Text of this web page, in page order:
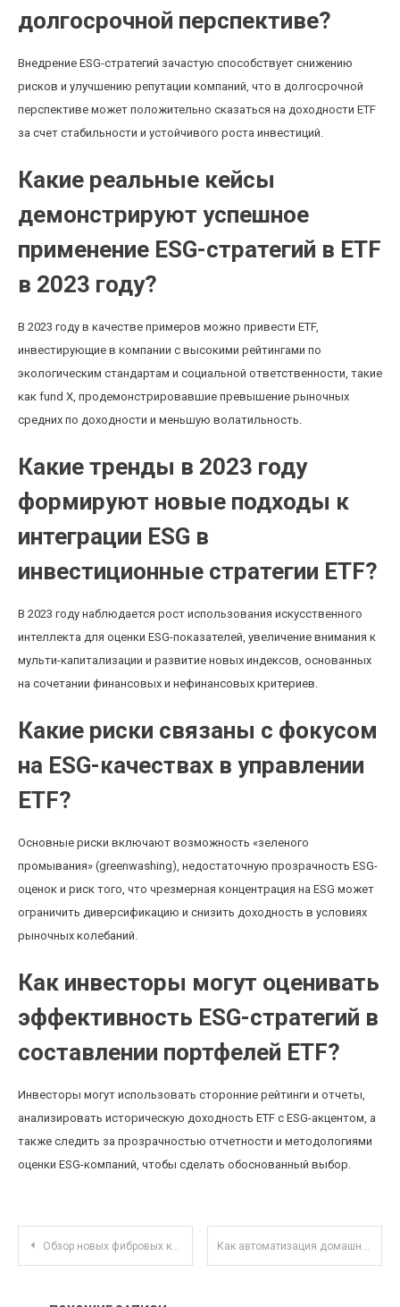
долгосрочной перспективе?
Внедрение ESG-стратегий зачастую способствует снижению
рисков и улучшению репутации компаний, что в долгосрочной
перспективе может положительно сказаться на доходности ETF
за счет стабильности и устойчивого роста инвестиций.
Какие реальные кейсы
демонстрируют успешное
применение ESG-стратегий в ETF
в 2023 году?
В 2023 году в качестве примеров можно привести ETF,
инвестирующие в компании с высокими рейтингами по
экологическим стандартам и социальной ответственности, такие
как fund X, продемонстрировавшие превышение рыночных
средних по доходности и меньшую волатильность.
Какие тренды в 2023 году
формируют новые подходы к
интеграции ESG в
инвестиционные стратегии ETF?
В 2023 году наблюдается рост использования искусственного
интеллекта для оценки ESG-показателей, увеличение внимания к
мульти-капитализации и развитие новых индексов, основанных
на сочетании финансовых и нефинансовых критериев.
Какие риски связаны с фокусом
на ESG-качествах в управлении
ETF?
Основные риски включают возможность «зеленого
промывания» (greenwashing), недостаточную прозрачность ESG-
оценок и риск того, что чрезмерная концентрация на ESG может
ограничить диверсификацию и снизить доходность в условиях
рыночных колебаний.
Как инвесторы могут оценивать
эффективность ESG-стратегий в
составлении портфелей ETF?
Инвесторы могут использовать сторонние рейтинги и отчеты,
анализировать историческую доходность ETF с ESG-акцентом, а
также следить за прозрачностью отчетности и методологиями
оценки ESG-компаний, чтобы сделать обоснованный выбор.
Навигация по записям
Обзор новых фибровых кабельных тестеров для профессионального сетевого администрирования Как автоматизация домашних расходов помогает увеличить сбережения без усилий